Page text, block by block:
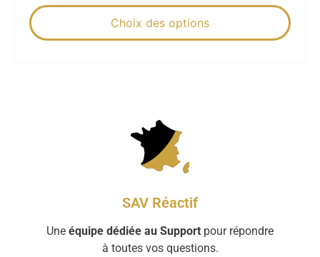
Choix des options
SAV Réactif
Une équipe dédiée au Support pour répondre
à toutes vos questions.